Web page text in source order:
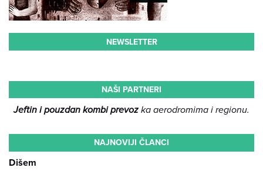
NEWSLETTER
NAŠI PARTNERI
Jeftin i pouzdan kombi prevozka aerodromima i regionu.
NAJNOVIJI ČLANCI
Dišem